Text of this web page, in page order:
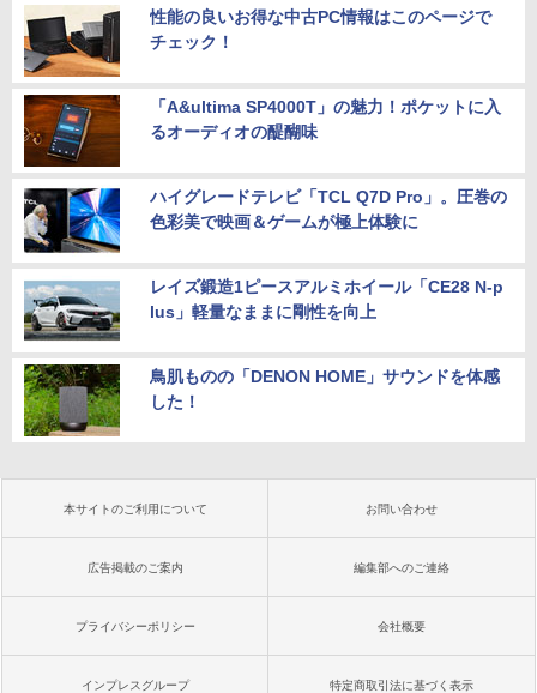
性能の良いお得な中古PC情報はこのページで
チェック！
「A&ultima SP4000T」の魅力！ポケットに入
るオーディオの醍醐味
ハイグレードテレビ「TCL Q7D Pro」。圧巻の
色彩美で映画＆ゲームが極上体験に
レイズ鍛造1ピースアルミホイール「CE28 N-p
lus」軽量なままに剛性を向上
鳥肌ものの「DENON HOME」サウンドを体感
した！
本サイトのご利用について お問い合わせ
広告掲載のご案内 編集部へのご連絡
プライバシーポリシー 会社概要
インプレスグループ 特定商取引法に基づく表示